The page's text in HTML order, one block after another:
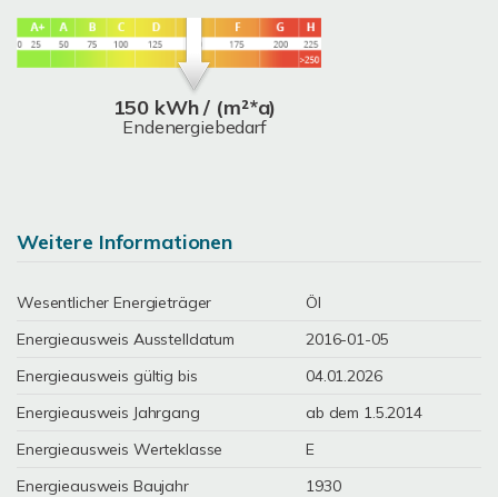
150 kWh / (m²*a)
Endenergiebedarf
Weitere Informationen
Wesentlicher Energieträger
Öl
Energieausweis Ausstelldatum
2016-01-05
Energieausweis gültig bis
04.01.2026
Energieausweis Jahrgang
ab dem 1.5.2014
Energieausweis Werteklasse
E
Energieausweis Baujahr
1930